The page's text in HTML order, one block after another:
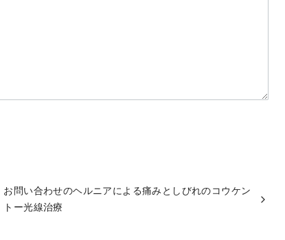
お問い合わせのヘルニアによる痛みとしびれのコウケン
トー光線治療